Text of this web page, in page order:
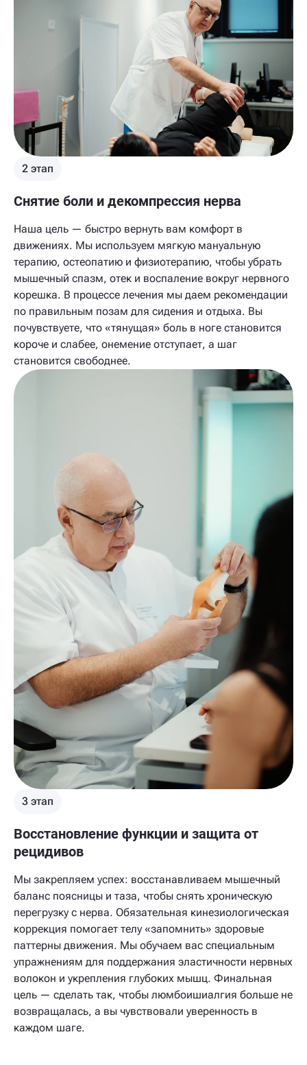
2 этап
Снятие боли и декомпрессия нерва
Наша цель — быстро вернуть вам комфорт в
движениях. Мы используем мягкую мануальную
терапию, остеопатию и физиотерапию, чтобы убрать
мышечный спазм, отек и воспаление вокруг нервного
корешка. В процессе лечения мы даем рекомендации
по правильным позам для сидения и отдыха. Вы
почувствуете, что «тянущая» боль в ноге становится
короче и слабее, онемение отступает, а шаг
становится свободнее.
3 этап
Восстановление функции и защита от
рецидивов
Мы закрепляем успех: восстанавливаем мышечный
баланс поясницы и таза, чтобы снять хроническую
перегрузку с нерва. Обязательная кинезиологическая
коррекция помогает телу «запомнить» здоровые
паттерны движения. Мы обучаем вас специальным
упражнениям для поддержания эластичности нервных
волокон и укрепления глубоких мышц. Финальная
цель — сделать так, чтобы люмбоишиалгия больше не
возвращалась, а вы чувствовали уверенность в
каждом шаге.